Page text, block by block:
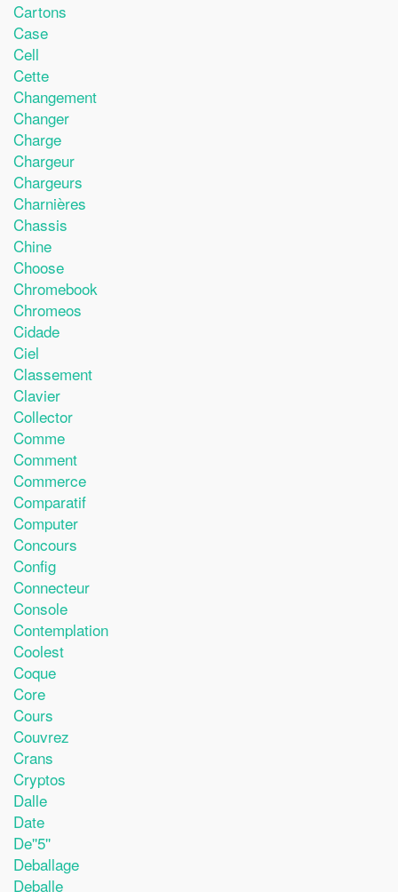
Cartons
Case
Cell
Cette
Changement
Changer
Charge
Chargeur
Chargeurs
Charnières
Chassis
Chine
Choose
Chromebook
Chromeos
Cidade
Ciel
Classement
Clavier
Collector
Comme
Comment
Commerce
Comparatif
Computer
Concours
Config
Connecteur
Console
Contemplation
Coolest
Coque
Core
Cours
Couvrez
Crans
Cryptos
Dalle
Date
De''5''
Deballage
Deballe